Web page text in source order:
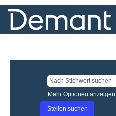
Mehr Optionen anzeigen